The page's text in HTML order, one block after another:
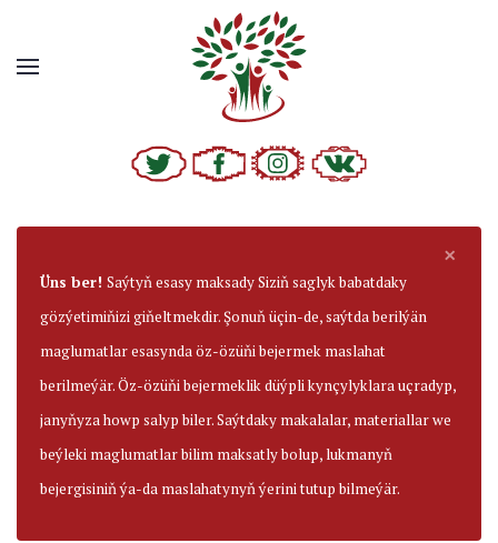
×
Üns ber! Saýtyň esasy maksady Siziň saglyk babatdaky
gözýetimiňizi giňeltmekdir. Şonuň üçin-de, saýtda berilýän
maglumatlar esasynda öz-özüňi bejermek maslahat
berilmeýär. Öz-özüňi bejermeklik düýpli kynçylyklara uçradyp,
janyňyza howp salyp biler. Saýtdaky makalalar, materiallar we
beýleki maglumatlar bilim maksatly bolup, lukmanyň
bejergisiniň ýa-da maslahatynyň ýerini tutup bilmeýär.